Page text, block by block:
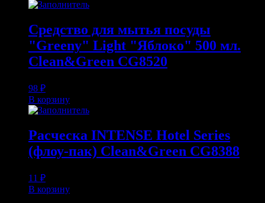
Средство для мытья посуды
"Greeny" Light "Яблоко" 500 мл.
Clean&Green CG8520
98 ₽
В корзину
Расческа INTENSE Hotel Series
(флоу-пак) Clean&Green CG8388
11 ₽
В корзину